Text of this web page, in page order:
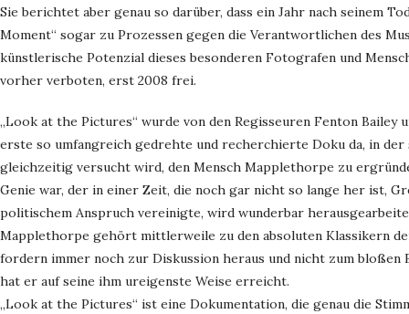
Sie berichtet aber genau so darüber, dass ein Jahr nach seinem
Moment“ sogar zu Prozessen gegen die Verantwortlichen des
künstlerische Potenzial dieses besonderen Fotografen und
vorher verboten, erst 2008 frei.
„Look at the Pictures“ wurde von den Regisseuren Fenton Bailey
erste so umfangreich gedrehte und recherchierte Doku da, in
gleichzeitig versucht wird, den Mensch Mapplethorpe zu
Genie war, der in einer Zeit, die noch gar nicht so lange her ist,
politischem Anspruch vereinigte, wird wunderbar
Mapplethorpe gehört mittlerweile zu den absoluten Klassikern
fordern immer noch zur Diskussion heraus und nicht zum bloßen
hat er auf seine ihm ureigenste Weise erreicht.
„Look at the Pictures“ ist eine Dokumentation, die genau die